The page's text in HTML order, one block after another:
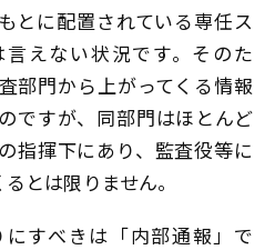
とに配置されている専任ス
えない状況です。そのた
部門から上がってくる情報
ですが、同部門はほとんど
指揮下にあり、監査役等に
とは限りません。
すべきは「内部通報」で